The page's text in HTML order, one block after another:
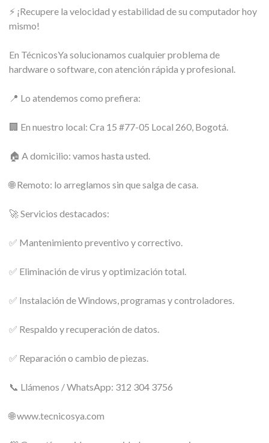
⚡ ¡Recupere la velocidad y estabilidad de su computador hoy
mismo!
En TécnicosYa solucionamos cualquier problema de
hardware o software, con atención rápida y profesional.
📍 Lo atendemos como prefiera:
🏢 En nuestro local: Cra 15 #77-05 Local 260, Bogotá.
🏠 A domicilio: vamos hasta usted.
🌐 Remoto: lo arreglamos sin que salga de casa.
🚀 Servicios destacados:
✅ Mantenimiento preventivo y correctivo.
✅ Eliminación de virus y optimización total.
✅ Instalación de Windows, programas y controladores.
✅ Respaldo y recuperación de datos.
✅ Reparación o cambio de piezas.
📞 Llámenos / WhatsApp: 312 304 3756
🌐 www.tecnicosya.com